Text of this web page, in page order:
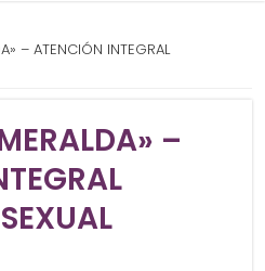
– ATENCIÓN INTEGRAL
–